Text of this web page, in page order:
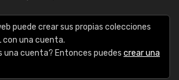
puede crear sus propias colecciones
con una cuenta.
una cuenta? Entonces puedes crear una